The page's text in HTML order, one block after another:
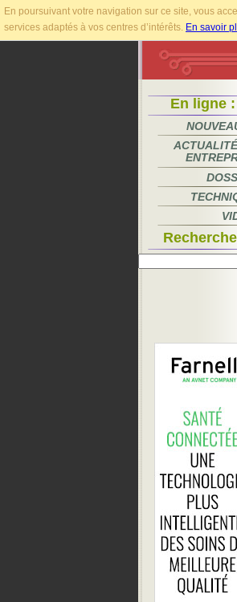
En poursuivant votre navigation sur ce site, vous
services adaptés à vos centres d’intérêts. En savoir
En ligne :